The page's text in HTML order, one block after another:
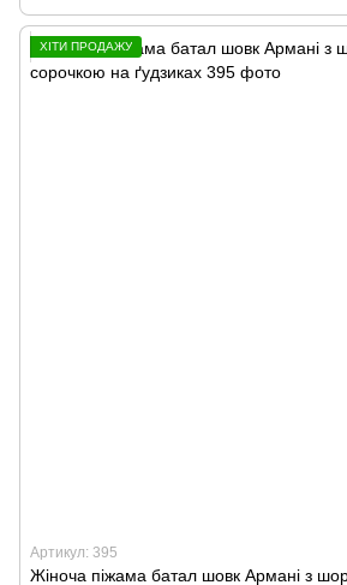
ХІТИ ПРОДАЖУ
Артикул: 395
Жіноча піжама батал шовк Армані з